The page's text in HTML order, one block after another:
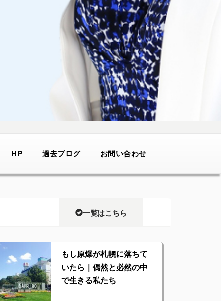
HP 過去ブログ お問い合わせ
一覧はこちら
もし原爆が札幌に落ちて
いたら｜偶然と必然の中
で生きる私たち